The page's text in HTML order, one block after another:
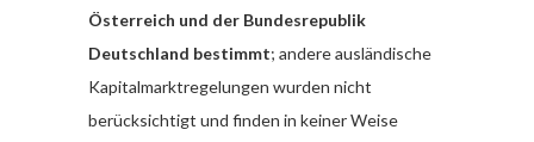
Österreich und der Bundesrepublik
Deutschland bestimmt; andere ausländische
Kapitalmarktregelungen wurden nicht
berücksichtigt und finden in keiner Weise